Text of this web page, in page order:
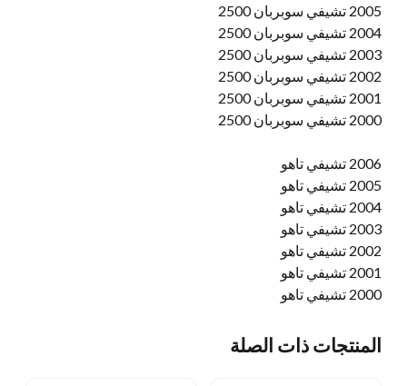
2005 تشيفي سوبربان 2500
2004 تشيفي سوبربان 2500
2003 تشيفي سوبربان 2500
2002 تشيفي سوبربان 2500
2001 تشيفي سوبربان 2500
2000 تشيفي سوبربان 2500
2006 تشيفي تاهو
2005 تشيفي تاهو
2004 تشيفي تاهو
2003 تشيفي تاهو
2002 تشيفي تاهو
2001 تشيفي تاهو
2000 تشيفي تاهو
المنتجات ذات الصلة